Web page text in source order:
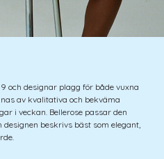
och designar plagg för både vuxna
av kvalitativa och bekväma
i veckan. Bellerose passar den
beskrivs bäst som elegant,